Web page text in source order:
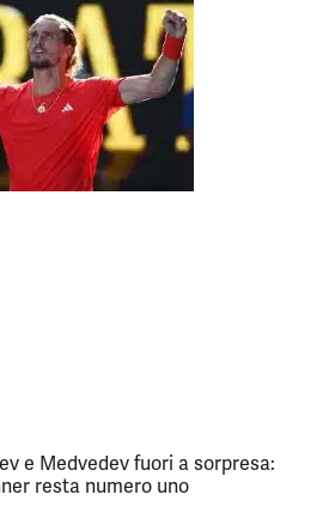
e Medvedev fuori a sorpresa:
resta numero uno